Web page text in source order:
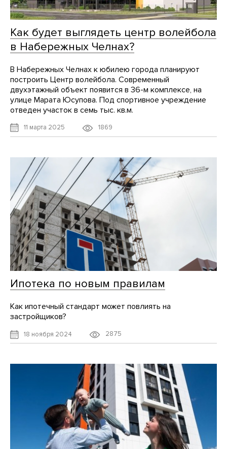
Как будет выглядеть центр волейбола
в Набережных Челнах?
В Набережных Челнах к юбилею города планируют
построить Центр волейбола. Современный
двухэтажный объект появится в 36-м комплексе, на
улице Марата Юсупова. Под спортивное учреждение
отведен участок в семь тыс. кв.м.
11 марта 2025 1869
Ипотека по новым правилам
Как ипотечный стандарт может повлиять на
застройщиков?
18 ноября 2024 2875